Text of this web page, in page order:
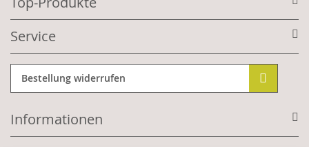
Service
Bestellung widerrufen
Informationen